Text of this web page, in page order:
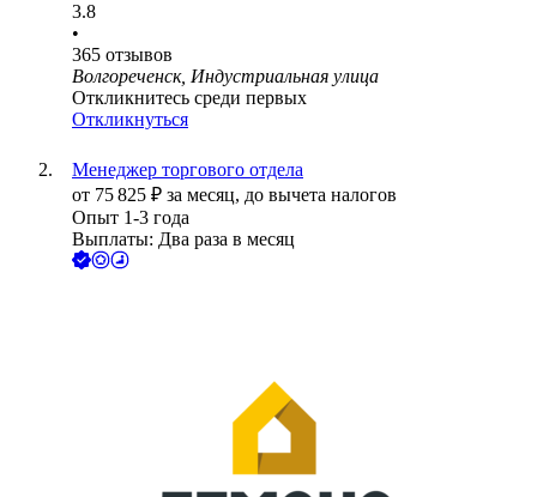
3.8
•
365 отзывов
Волгореченск, Индустриальная улица
Откликнитесь среди первых
Откликнуться
Менеджер торгового отдела
от 75 825 ₽ за месяц, до вычета налогов
Опыт 1-3 года
Выплаты: Два раза в месяц